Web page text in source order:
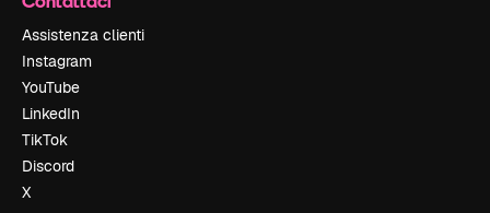
Assistenza clienti
Instagram
YouTube
LinkedIn
TikTok
Discord
X